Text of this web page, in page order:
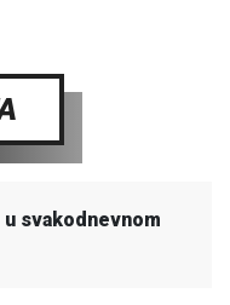
svakodnevnom